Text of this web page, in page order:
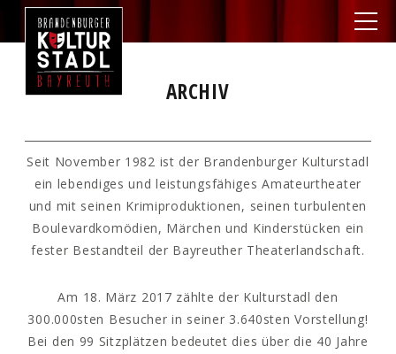
ARCHIV
Seit November 1982 ist der Brandenburger Kulturstadl
ein lebendiges und leistungsfähiges Amateurtheater
und mit seinen Krimiproduktionen, seinen turbulenten
Boulevardkomödien, Märchen und Kinderstücken ein
fester Bestandteil der Bayreuther Theaterlandschaft.
Am 18. März 2017 zählte der Kulturstadl den
300.000sten Besucher in seiner 3.640sten Vorstellung!
Bei den 99 Sitzplätzen bedeutet dies über die 40 Jahre